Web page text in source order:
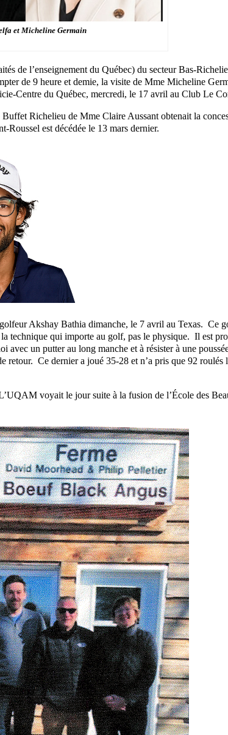
et Micheline Germain
de l’enseignement du Québec) du secteur Bas-
de 9 heure et demie, la visite de Mme Micheline
Centre du Québec, mercredi, le 17 avril au Club Le
Richelieu de Mme Claire Aussant obtenait la
est décédée le 13 mars dernier.
Akshay Bathia dimanche, le 7 avril au Texas. Ce
technique qui importe au golf, pas le physique. Il est
avec un putter au long manche et à résister à une
retour. Ce dernier a joué 35-28 et n’a pris que 92 roulés
voyait le jour suite à la fusion de l’École des